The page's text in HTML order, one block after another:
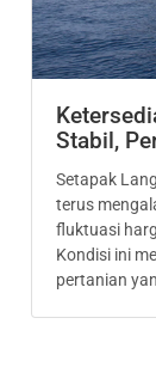
Stabil,
Setapak
terus
fluktuasi
Kondisi ini
pertanian